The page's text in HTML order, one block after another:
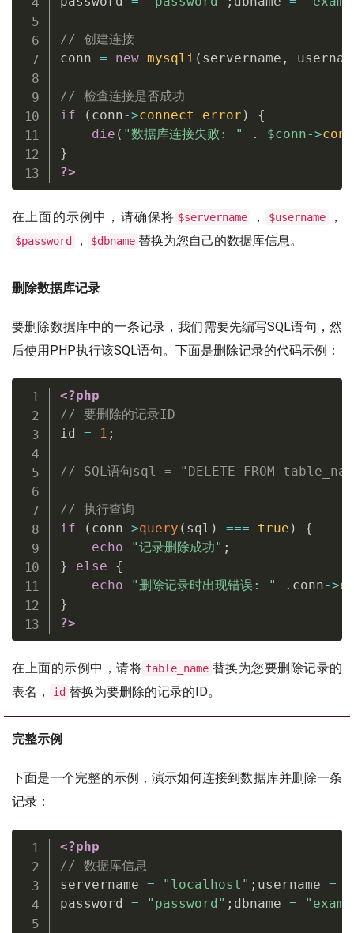
// 创建连接
conn = new mysqli ( servername ,
// 检查连接是否成功
if
( conn->connect_error )
{
die ( "数据库连接失败: " . $conn->
}
?>
在上面的示例中，请确保将 $servername ， $username ，
$password ， $dbname 替换为您自己的数据库信息。
删除数据库记录
要删除数据库中的一条记录，我们需要先编写SQL语句，然
后使用PHP执行该SQL语句。下面是删除记录的代码示例：
<?php
// 要删除的记录ID
id = 1 ;
// SQL语句sql = "DELETE FROM
// 执行查询
if
( conn->query ( sql ) === true )
{
echo
"记录删除成功" ;
}
else
{
echo
"删除记录时出现错误: " . conn->
}
?>
在上面的示例中，请将 table_name 替换为您要删除记录的
表名，
id 替换为要删除的记录的ID。
完整示例
下面是一个完整的示例，演示如何连接到数据库并删除一条
记录：
<?php
// 数据库信息
servername = "localhost" ; username =
password = "password" ; dbname =